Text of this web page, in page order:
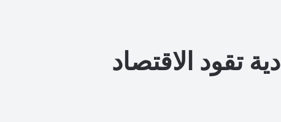
تقود الاقتصاد